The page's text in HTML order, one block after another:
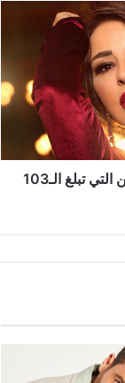
تعرفوا إلى جدة ماغي بو غصن التي تبلغ الـ103